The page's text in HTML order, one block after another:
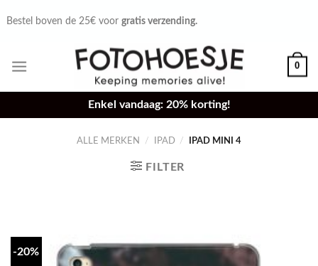
to
Bestel voor 16u,zelfde dag verzonden.
0
Enkel vandaag: 20% korting!
ALLE MERKEN / IPAD / IPAD MINI 4
FILTER
-20%